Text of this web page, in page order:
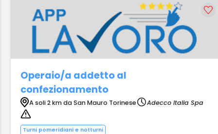
Operaio/a addetto al
confezionamento
A soli 2 km da San Mauro Torinese Adecco Italia Spa
Turni pomeridiani e notturni